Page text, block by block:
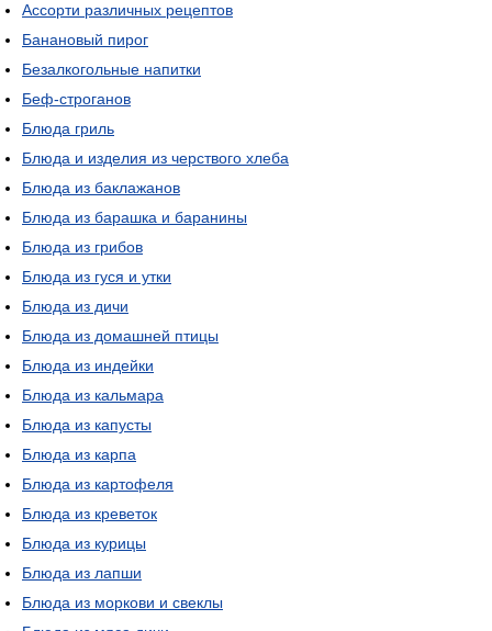
Ассорти различных рецептов
Банановый пирог
Безалкогольные напитки
Беф-строганов
Блюда гриль
Блюда и изделия из черствого хлеба
Блюда из баклажанов
Блюда из барашка и баранины
Блюда из грибов
Блюда из гуся и утки
Блюда из дичи
Блюда из домашней птицы
Блюда из индейки
Блюда из кальмара
Блюда из капусты
Блюда из карпа
Блюда из картофеля
Блюда из креветок
Блюда из курицы
Блюда из лапши
Блюда из моркови и свеклы